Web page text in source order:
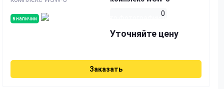
в наличии
0
Уточняйте цену
Заказать